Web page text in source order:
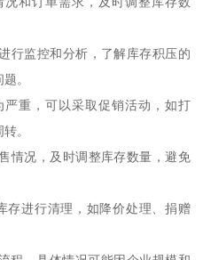
行监控和分析，了解库存积压的
。
重，可以采取促销活动，如打
。
情况，及时调整库存数量，避免
存进行清理，如降价处理、捐赠